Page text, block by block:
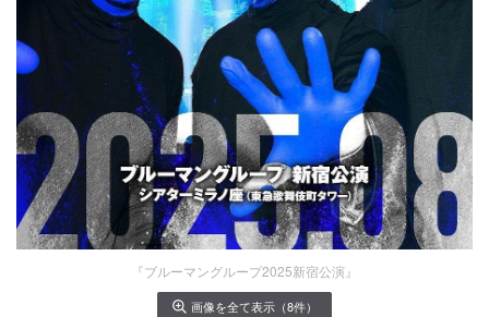
『ブルーマングループ2025新宿公演』
画像を全て表示（8件）